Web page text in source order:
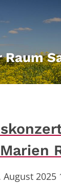
Raum
August 2025